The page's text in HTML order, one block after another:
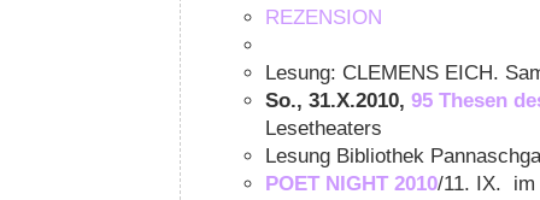
REZENSION
Lesung: CLEMENS EICH.
So., 31.X.2010, 95 Thesen
Lesetheaters
Lesung Bibliothek
POET NIGHT 2010/11. IX. im